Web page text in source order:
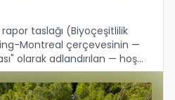
taslağı (Biyoçeşitlilik
Montreal çerçevesinin —
olarak adlandırılan — hoş
2030 yılına kadar 23
…